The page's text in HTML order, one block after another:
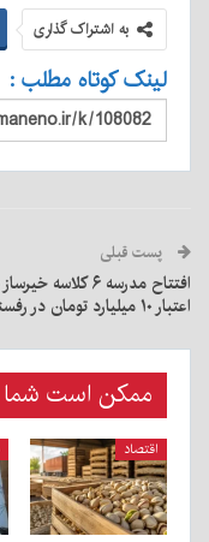
به اشتراک گذاری
لینک کوتاه مطلب :
پست قبلی
افتتاح مدرسه ۶ کلاسه
اعتبار ۱۰ میلیارد تومان در رفسنجان
ممکن است شما
اقتصاد